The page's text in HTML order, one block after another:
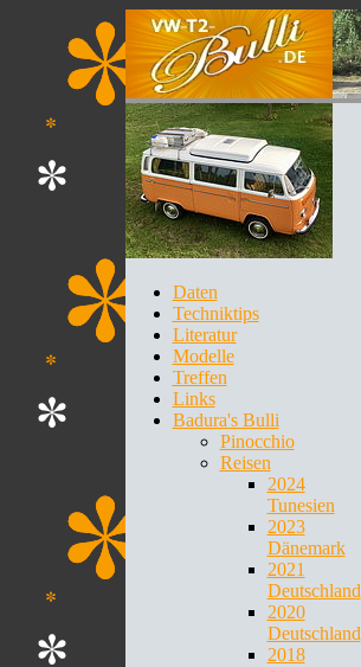
Daten
Techniktips
Literatur
Modelle
Treffen
Links
Badura's Bulli
Pinocchio
Reisen
2024
Tunesien
2023
Dänemark
2021
Deutschland
2020
Deutschland
2018